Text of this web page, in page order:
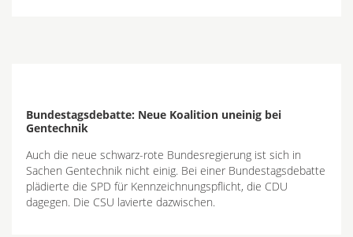
Bundestagsdebatte: Neue Koalition uneinig bei
Gentechnik
Auch die neue schwarz-rote Bundesregierung ist sich in
Sachen Gentechnik nicht einig. Bei einer Bundestagsdebatte
plädierte die SPD für Kennzeichnungspflicht, die CDU
dagegen. Die CSU lavierte dazwischen.